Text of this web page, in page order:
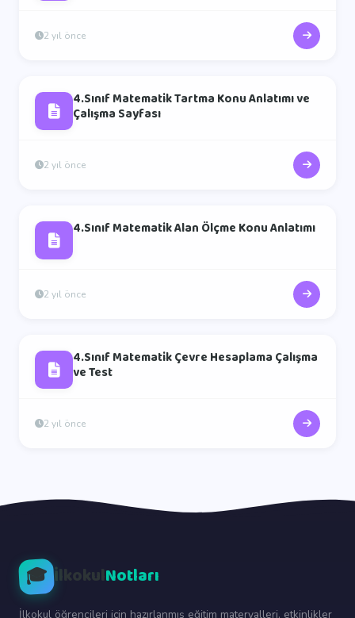
2 yıl önce
4.Sınıf Matematik Tartma Konu Anlatımı ve
Çalışma Sayfası
2 yıl önce
4.Sınıf Matematik Alan Ölçme Konu Anlatımı
2 yıl önce
4.Sınıf Matematik Çevre Hesaplama Çalışma
ve Test
2 yıl önce
🎓 İlkokulNotları
İlkokul öğrencileri için hazırlanmış eğitim materyalleri, etkinlikler